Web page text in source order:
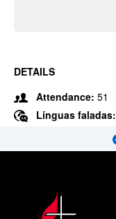
DETAILS
Attendance: 51
Línguas faladas: